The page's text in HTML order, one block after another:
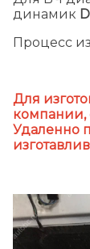
динамик
Процесс
Для
компании,
Удаленно